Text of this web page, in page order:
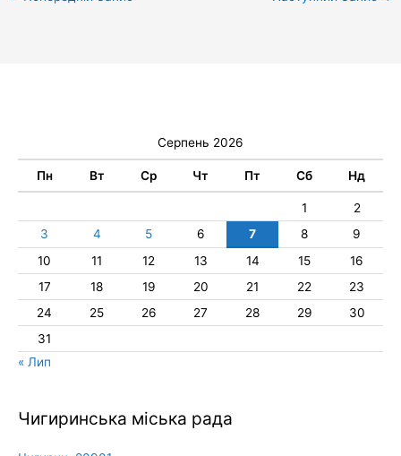
Серпень 2026
Пн Вт Ср Чт Пт Сб Нд
1
2
3
4 5 6 7 8
9
10
11 12 13 14 15
16
17
18 19 20 21 22
23
24
25 26 27 28 29
30
31
« Лип
Чигиринська міська рада